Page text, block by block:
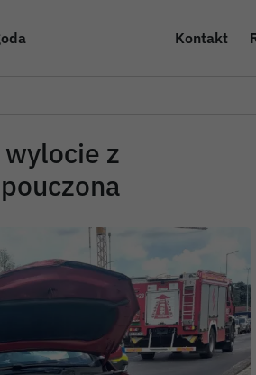
Kontakt
wylocie z